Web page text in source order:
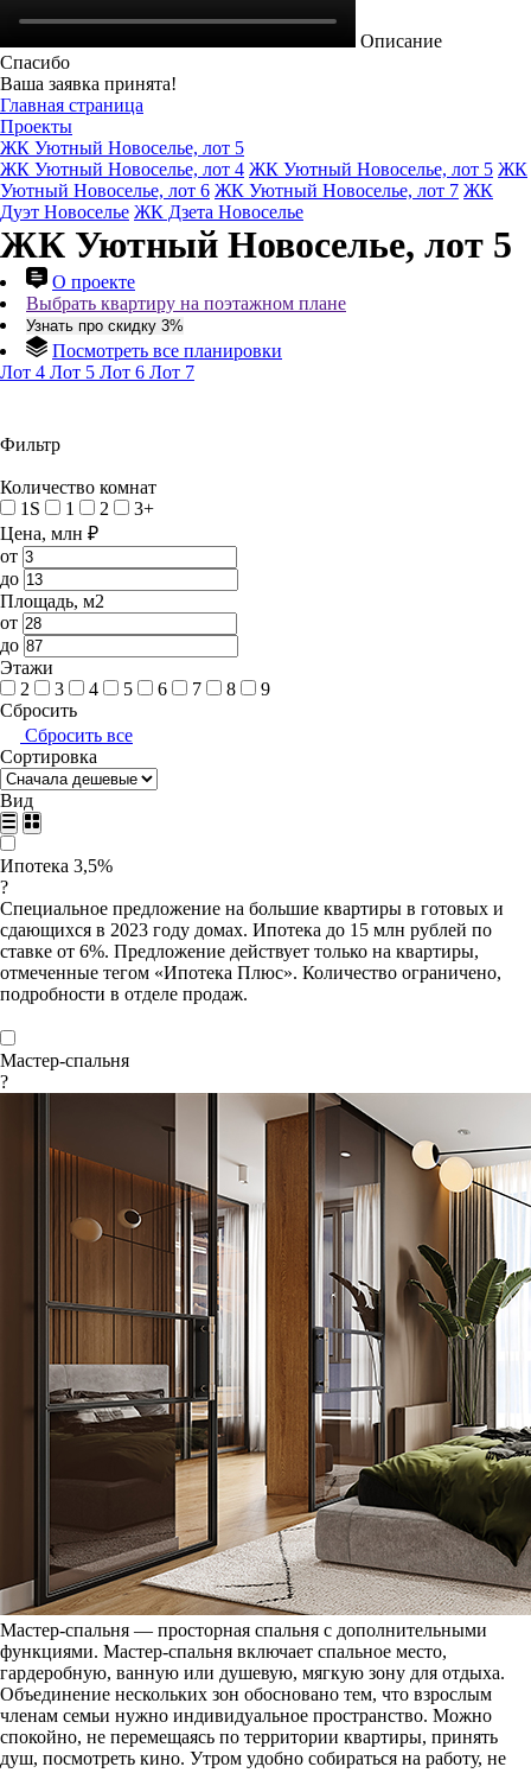
Описание
Спасибо
Ваша заявка принята!
Главная страница
Проекты
ЖК Уютный Новоселье, лот 5
ЖК Уютный Новоселье, лот 4 ЖК Уютный Новоселье, лот 5 ЖК
Уютный Новоселье, лот 6 ЖК Уютный Новоселье, лот 7 ЖК
Дуэт Новоселье ЖК Дзета Новоселье
ЖК Уютный Новоселье, лот 5
О проекте
Выбрать квартиру на поэтажном плане
Узнать про скидку 3%
Посмотреть все планировки
Лот 4 Лот 5 Лот 6 Лот 7
Фильтр
Количество комнат
1S
1 2
3+
Цена, млн ₽
от
до
Площадь, м2
от
до
Этажи
2
3 4 5 6 7 8
9
Сбросить
Сбросить все
Сортировка
Вид
Ипотека 3,5%
?
Специальное предложение на большие квартиры в готовых и
сдающихся в 2023 году домах. Ипотека до 15 млн рублей по
ставке от 6%. Предложение действует только на квартиры,
отмеченные тегом «Ипотека Плюс». Количество ограничено,
подробности в отделе продаж.
Мастер-спальня
?
Мастер-спальня — просторная спальня с дополнительными
функциями. Мастер-спальня включает спальное место,
гардеробную, ванную или душевую, мягкую зону для отдыха.
Объединение нескольких зон обосновано тем, что взрослым
членам семьи нужно индивидуальное пространство. Можно
спокойно, не перемещаясь по территории квартиры, принять
душ, посмотреть кино. Утром удобно собираться на работу, не